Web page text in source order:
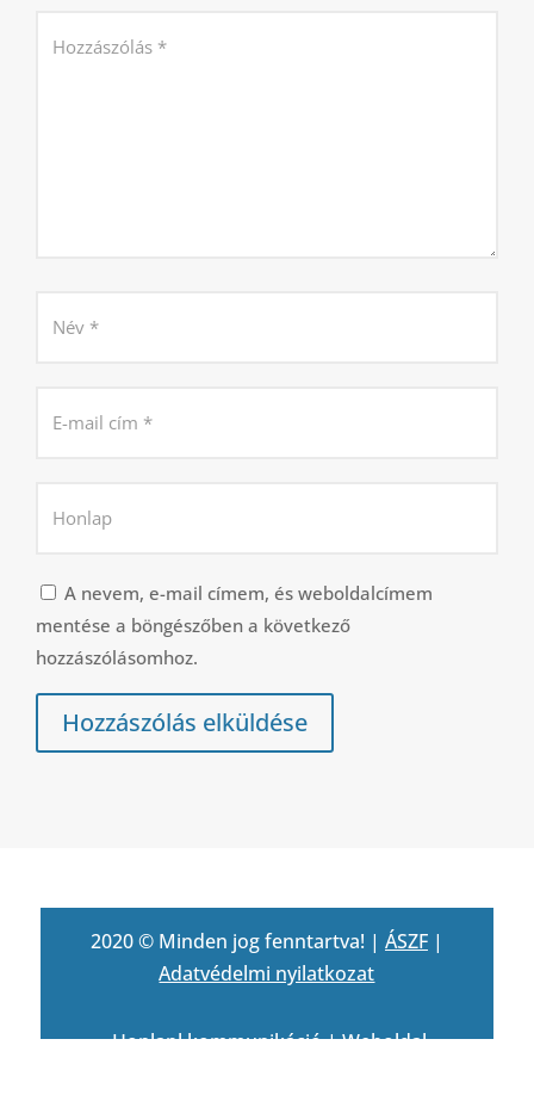
A nevem, e-mail címem, és weboldalcímem
mentése a böngészőben a következő
hozzászólásomhoz.
Hozzászólás elküldése
2020 © Minden jog fenntartva! | ÁSZF|
Adatvédelmi nyilatkozat
Honlapl kommunikáció|Weboldal